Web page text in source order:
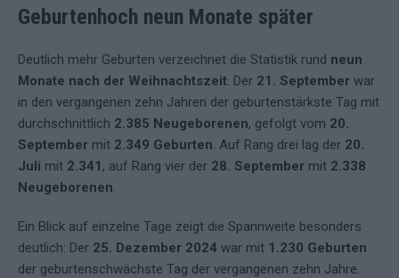
Geburtenhoch neun Monate später
Deutlich mehr Geburten verzeichnet die Statistik rund neun
Monate nach der Weihnachtszeit. Der 21. September war
in den vergangenen zehn Jahren der geburtenstärkste Tag mit
durchschnittlich 2.385 Neugeborenen, gefolgt vom 20.
September mit 2.349 Geburten. Auf Rang drei lag der 20.
Juli mit 2.341 , auf Rang vier der 28. September mit 2.338
Neugeborenen.
Ein Blick auf einzelne Tage zeigt die Spannweite besonders
deutlich: Der 25. Dezember 2024 war mit 1.230 Geburten
der geburtenschwächste Tag der vergangenen zehn Jahre.